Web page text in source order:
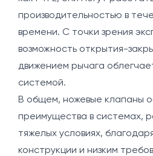
производительностью в
времени. С точки зрения
возможность открытия-
движением рычага
системой.
В общем, ножевые клапаны
преимущества в системах,
тяжелых условиях,
конструкции и низким